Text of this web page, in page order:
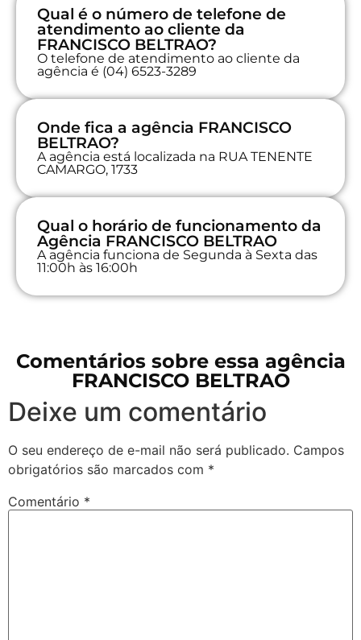
Qual é o número de telefone de
atendimento ao cliente da
FRANCISCO BELTRAO?
O telefone de atendimento ao cliente da
agência é (04) 6523-3289
Onde fica a agência FRANCISCO
BELTRAO?
A agência está localizada na RUA TENENTE
CAMARGO, 1733
Qual o horário de funcionamento da
Agência FRANCISCO BELTRAO
A agência funciona de Segunda à Sexta das
11:00h às 16:00h
Comentários sobre essa agência
FRANCISCO BELTRAO
Deixe um comentário
O seu endereço de e-mail não será publicado. Campos
obrigatórios são marcados com *
Comentário *